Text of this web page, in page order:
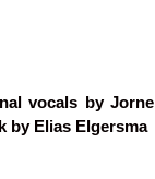
vocals by Jorne
by Elias Elgersma